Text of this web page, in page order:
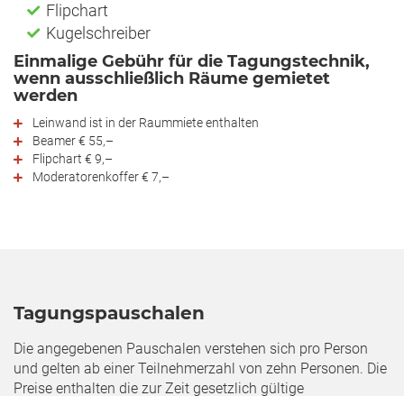
Flipchart
Kugelschreiber
Einmalige Gebühr für die Tagungstechnik,
wenn ausschließlich Räume gemietet
werden
Leinwand ist in der Raummiete enthalten
Beamer € 55,–
Flipchart € 9,–
Moderatorenkoffer € 7,–
Tagungspauschalen
Die angegebenen Pauschalen verstehen sich pro Person
und gelten ab einer Teilnehmerzahl von zehn Personen. Die
Preise enthalten die zur Zeit gesetzlich gültige